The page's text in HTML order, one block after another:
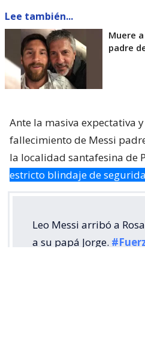
Lee también...
Muere
padre
Ante la masiva expectativa
fallecimiento de Messi
la localidad santafesina de
estricto blindaje de
Leo Messi arribó a
a su papá Jorge.